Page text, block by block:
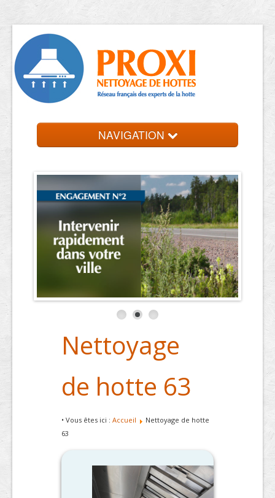
NAVIGATION
Trouver votre entreprise
Contact et devis
Nettoyage
de hotte 63
• Vous êtes ici : Accueil
Nettoyage de hotte
63